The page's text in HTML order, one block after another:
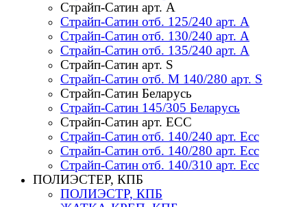
Страйп-Сатин арт. А
Страйп-Сатин отб. 125/240 арт. А
Страйп-Сатин отб. 130/240 арт. А
Страйп-Сатин отб. 135/240 арт. А
Страйп-Сатин арт. S
Страйп-Сатин отб. M 140/280 арт. S
Страйп-Сатин Беларусь
Страйп-Сатин 145/305 Беларусь
Страйп-Сатин арт. ЕСС
Страйп-Сатин отб. 140/240 арт. Есс
Страйп-Сатин отб. 140/280 арт. Есс
Страйп-Сатин отб. 140/310 арт. Есс
ПОЛИЭСТЕР, КПБ
ПОЛИЭСТР, КПБ